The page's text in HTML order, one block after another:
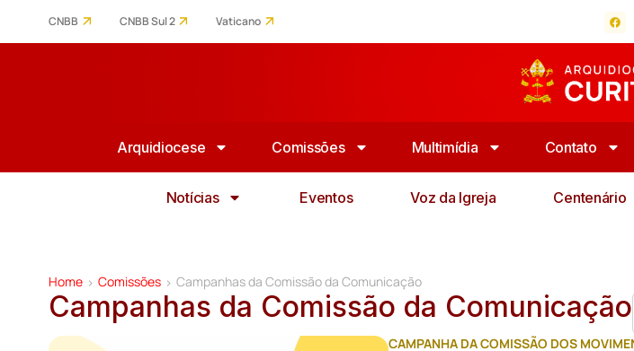
CNBB CNBB Sul 2 Vaticano
Arquidiocese Comissões Multimídia Contato
Notícias Eventos Voz da Igreja Centenário
Home > Comissões > Campanhas da Comissão da Comunicação
Campanhas da Comissão da Comunicação
CAMPANHA DA COMISSÃO DOS